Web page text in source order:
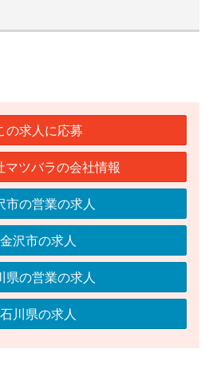
の求人に応募
マツバラの会社情報
市の営業の求人
金沢市の求人
県の営業の求人
石川県の求人